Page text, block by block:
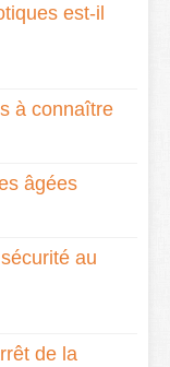
est-il
à connaître
âgées
au
de la